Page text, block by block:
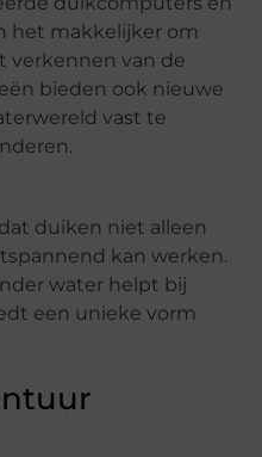
het makkelijker om
verkennen van de
bieden ook nieuwe
vast te
duiken niet alleen
kan werken.
water helpt bij
een unieke vorm